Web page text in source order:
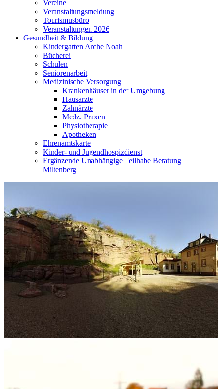
Vereine
Veranstaltungsmeldung
Tourismusbüro
Veranstaltungen 2026
Gesundheit & Bildung
Kindergarten Arche Noah
Bücherei
Schulen
Seniorenarbeit
Medizinische Versorgung
Krankenhäuser in der Umgebung
Hausärzte
Zahnärzte
Medz. Praxen
Physiotherapie
Apotheken
Ehrenamtskarte
Kinder- und Jugendhospizdienst
Ergänzende Unabhängige Teilhabe Beratung
Miltenberg